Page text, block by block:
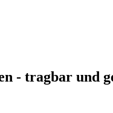
- tragbar und